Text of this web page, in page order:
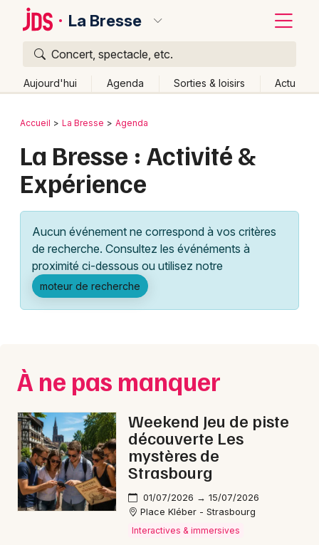
La Bresse
Concert, spectacle, etc.
Aujourd'hui Agenda Sorties & loisirs Actu
Publier un événement
Grands événements
Activité & Expérience
Manifestations
Foires & salons
Concerts
Sports
Soirées
Sorties famille
Bordeaux
Colmar
Lille
Lyon
Marseille
Mulhouse
Nice
Paris
Strasbourg
Toulouse
Toutes les villes
Retour
Accueil La Bresse Agenda
La Bresse : Activité &
Expérience
Aucun événement ne correspond à vos critères
de recherche. Consultez les événéments à
proximité ci-dessous ou utilisez notre
moteur de recherche
À ne pas manquer
Weekend Jeu de piste
découverte Les
mystères de
Strasbourg
01/07/2026 → 15/07/2026
Place Kléber - Strasbourg
Interactives & immersives
Quoi ?
Où ?
Partout
Près de moi Changer de lieu
Quand ?
Aujourd'hui
Demain Ce week-end Autre